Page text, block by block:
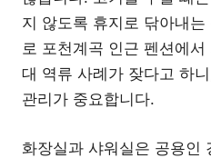
지 않도록 휴지로 닦아내
로 포천계곡 인근 펜션에
대 역류 사례가 잦다고 하
관리가 중요합니다.
화장실과 샤워실은 공용인